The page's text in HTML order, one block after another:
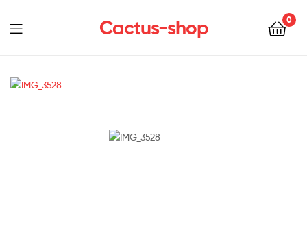
Cactus-shop 0
Menu